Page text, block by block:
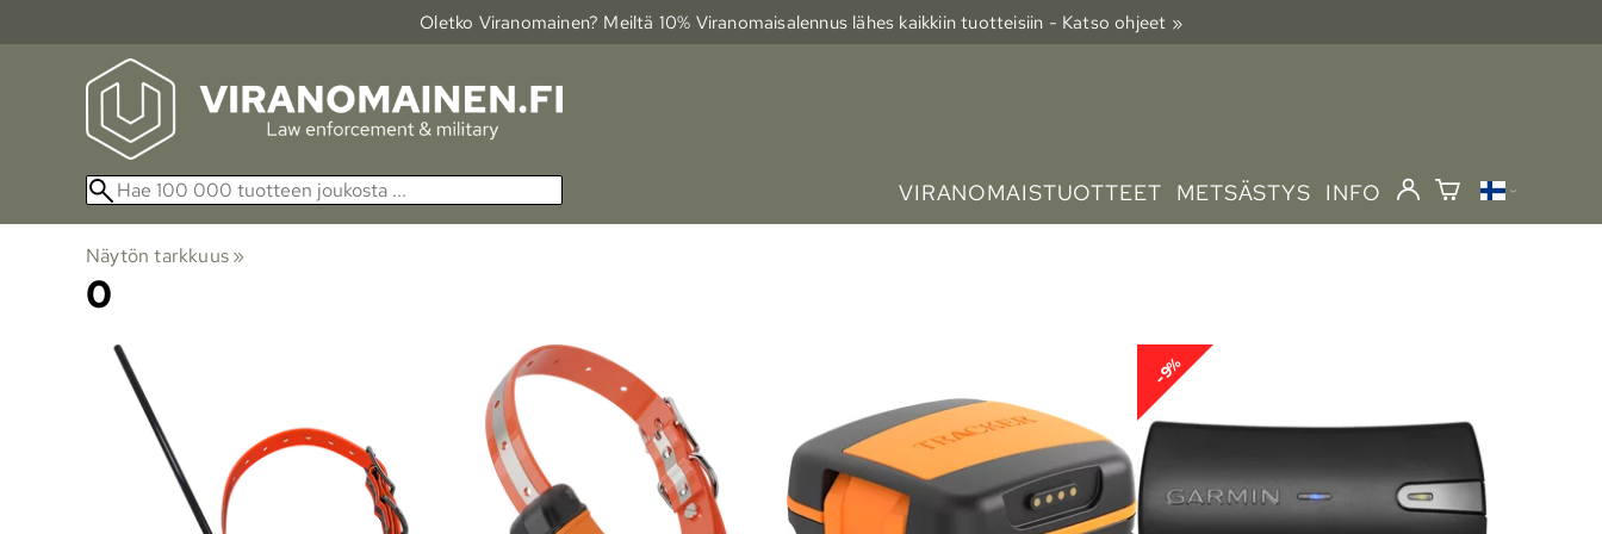
Oletko Viranomainen? Meiltä 10% Viranomais­alennus lähes kaikkiin tuotteisiin - Katso ohjeet »
VIRANOMAISTUOTTEET METSÄSTYS INFO
Näytön tarkkuus‪»
0
-9%